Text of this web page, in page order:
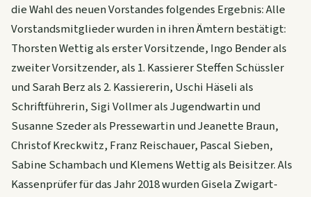
die Wahl des neuen Vorstandes folgendes Ergebnis: Alle
Vorstandsmitglieder wurden in ihren Ämtern bestätigt:
Thorsten Wettig als erster Vorsitzende, Ingo Bender als
zweiter Vorsitzender, als 1. Kassierer Steffen Schüssler
und Sarah Berz als 2. Kassiererin, Uschi Häseli als
Schriftführerin, Sigi Vollmer als Jugendwartin und
Susanne Szeder als Pressewartin und Jeanette Braun,
Christof Kreckwitz, Franz Reischauer, Pascal Sieben,
Sabine Schambach und Klemens Wettig als Beisitzer. Als
Kassenprüfer für das Jahr 2018 wurden Gisela Zwigart-